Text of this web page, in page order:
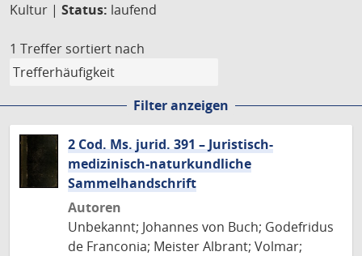
Kultur | Status: laufend
1 Treffer sortiert nach
Filter anzeigen
2 Cod. Ms. jurid. 391 – Juristisch-
medizinisch-naturkundliche
Sammelhandschrift
Autoren
Unbekannt; Johannes von Buch; Godefridus
de Franconia; Meister Albrant; Volmar;